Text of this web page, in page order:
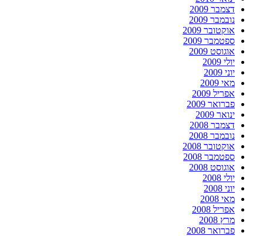
דצמבר 2009
נובמבר 2009
אוקטובר 2009
ספטמבר 2009
אוגוסט 2009
יולי 2009
יוני 2009
מאי 2009
אפריל 2009
פברואר 2009
ינואר 2009
דצמבר 2008
נובמבר 2008
אוקטובר 2008
ספטמבר 2008
אוגוסט 2008
יולי 2008
יוני 2008
מאי 2008
אפריל 2008
מרץ 2008
פברואר 2008